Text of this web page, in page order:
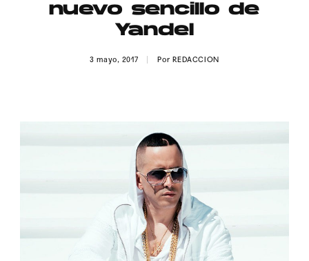
Contacto
nuevo sencillo de
Yandel
3 mayo, 2017 Por REDACCION